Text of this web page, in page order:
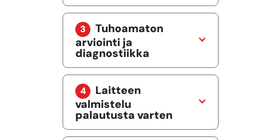
Tuhoamaton
arviointi ja
diagnostiikka
Laitteen
valmistelu
palautusta varten